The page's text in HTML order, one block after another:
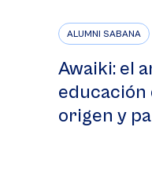
ALUMNI SABANA
Awaiki: el
educación
origen y